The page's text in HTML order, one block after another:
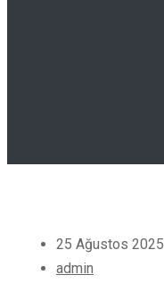
25 Ağustos 2025
admin